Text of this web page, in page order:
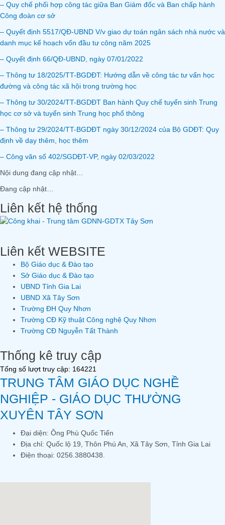
– Quy chế phối hợp công tác giữa Ban Giám đốc và Ban chấp hành
Công đoàn cơ sở
– Quyết định 5517/QĐ-UBND V/v giao dự toán ngân sách nhà nước và
danh mục kế hoạch vốn đầu tư công năm 2025
– Quyết định 66/QĐ-UBND, ngày 07/01/2022
– Thông tư 18/2025/TT-BGDĐT: Hướng dẫn về công tác tư vấn học
đường và công tác xã hội trong trường học
– Thông tư 30/2024/TT-BGDĐT Ban hành Quy chế tuyển sinh Trung
học cơ sở và tuyển sinh Trung học phổ thông
– Thông tư 29/2024/TT-BGDĐT ngày 30/12/2024 của Bộ GDĐT: Quy
định về dạy thêm, học thêm
– Công văn số 402/SGDĐT-VP, ngày 02/03/2022
Nội dung đang cập nhật…
Đang cập nhật…
Liên kết hệ thống
Liên kết WEBSITE
Bộ Giáo dục & Đào tạo
Sở Giáo dục & Đào tạo
UBND Tỉnh Gia Lai
UBND Xã Tây Sơn
Trường ĐH Quy Nhơn
Trường CĐ Kỹ thuật Công nghệ Quy Nhơn
Trường CĐ Nguyễn Tất Thành
Thống kê truy cập
Tổng số lượt truy cập: 164221
TRUNG TÂM GIÁO DỤC NGHỀ
NGHIỆP - GIÁO DỤC THƯỜNG
XUYÊN TÂY SƠN
Đại diện: Ông Phù Quốc Tiến
Địa chỉ: Quốc lộ 19, Thôn Phú An, Xã Tây Sơn, Tỉnh Gia Lai
Điện thoại: 0256.3880438.